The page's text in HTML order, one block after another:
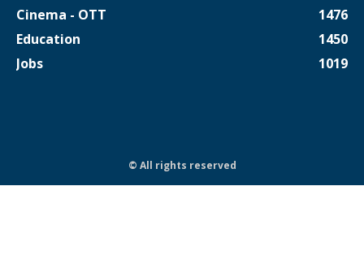
Cinema - OTT
1476
Education
1450
Jobs
1019
© All rights reserved